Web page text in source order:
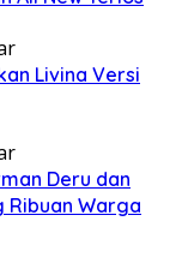
Livina Versi
Deru dan
Ribuan Warga